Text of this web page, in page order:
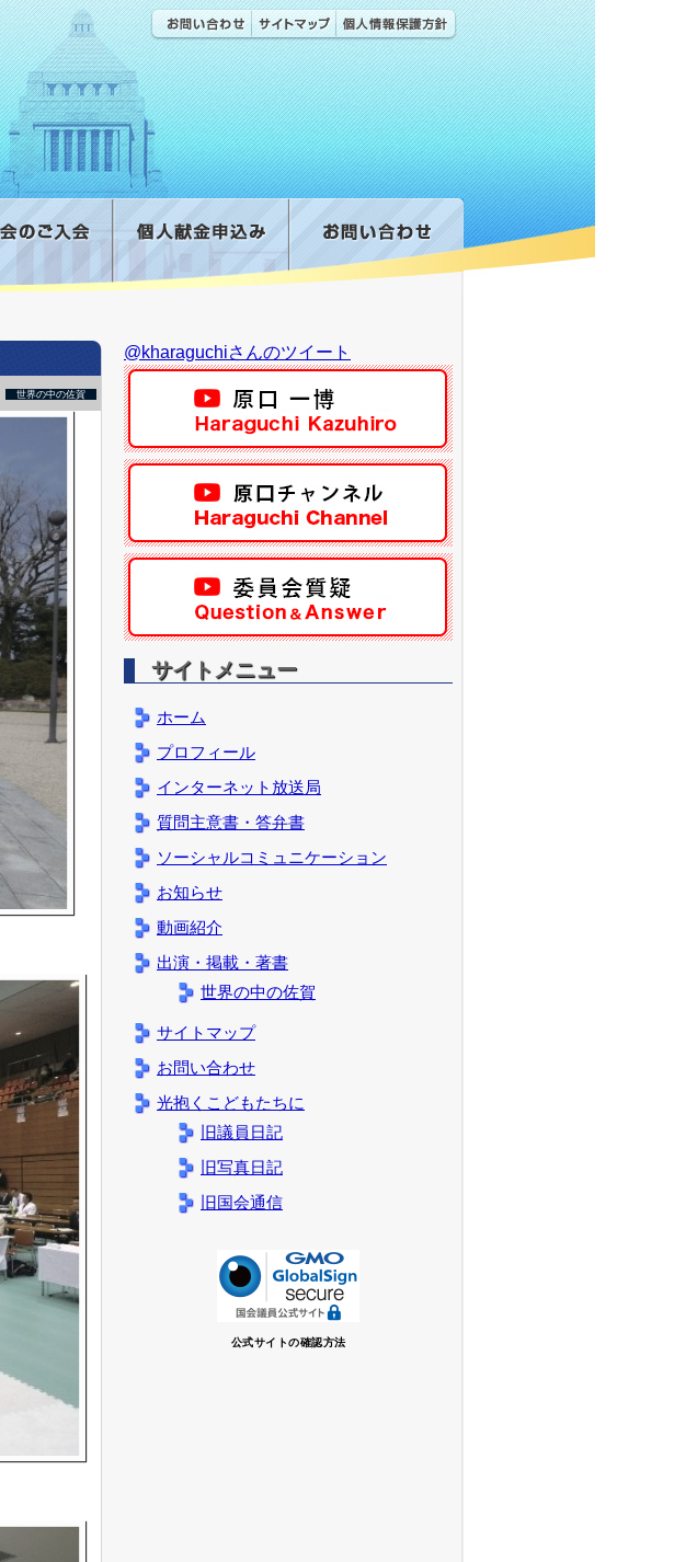
世界の中の佐賀
@kharaguchiさんのツイート
サイトメニュー
ホーム
プロフィール
インターネット放送局
質問主意書・答弁書
ソーシャルコミュニケーション
お知らせ
動画紹介
出演・掲載・著書
世界の中の佐賀
サイトマップ
お問い合わせ
光抱くこどもたちに
旧議員日記
旧写真日記
旧国会通信
公式サイトの確認方法